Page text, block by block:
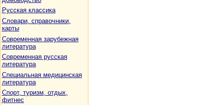
Русская классика
Словари, справочники,
карты
Современная зарубежная
литература
Современная русская
литература
Специальная медицинская
литература
Спорт, туризм, отдых,
фитнес